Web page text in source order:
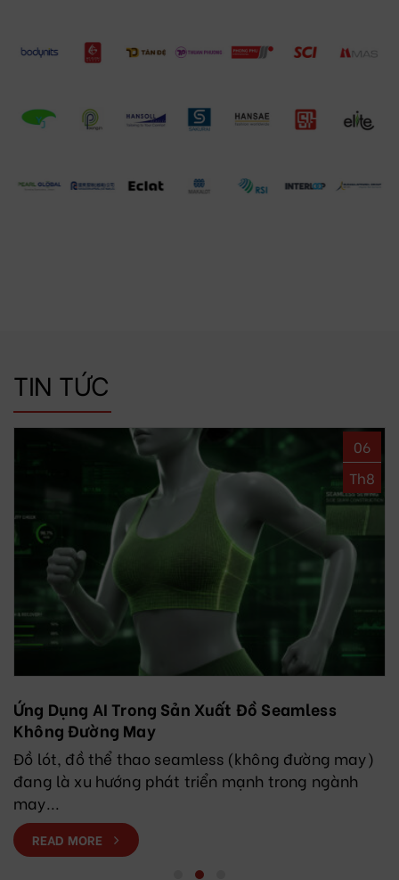
TIN TỨC
06
Th8
Ứng Dụng AI Trong Sản Xuất Đồ Seamless
Không Đường May
Đồ lót, đồ thể thao seamless (không đường may)
đang là xu hướng phát triển mạnh trong ngành
may...
READ MORE